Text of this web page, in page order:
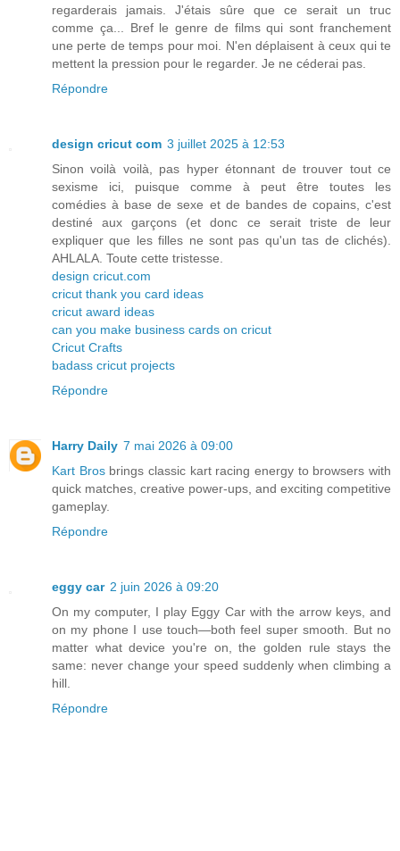
regarderais jamais. J'étais sûre que ce serait un truc
comme ça... Bref le genre de films qui sont franchement
une perte de temps pour moi. N'en déplaisent à ceux qui te
mettent la pression pour le regarder. Je ne céderai pas.
Répondre
design cricut com 3 juillet 2025 à 12:53
Sinon voilà voilà, pas hyper étonnant de trouver tout ce
sexisme ici, puisque comme à peut être toutes les
comédies à base de sexe et de bandes de copains, c'est
destiné aux garçons (et donc ce serait triste de leur
expliquer que les filles ne sont pas qu'un tas de clichés).
AHLALA. Toute cette tristesse.
design cricut.com
cricut thank you card ideas
cricut award ideas
can you make business cards on cricut
Cricut Crafts
badass cricut projects
Répondre
Harry Daily 7 mai 2026 à 09:00
Kart Brosbrings classic kart racing energy to browsers with
quick matches, creative power-ups, and exciting competitive
gameplay.
Répondre
eggy car 2 juin 2026 à 09:20
On my computer, I play Eggy Car with the arrow keys, and
on my phone I use touch—both feel super smooth. But no
matter what device you're on, the golden rule stays the
same: never change your speed suddenly when climbing a
hill.
Répondre